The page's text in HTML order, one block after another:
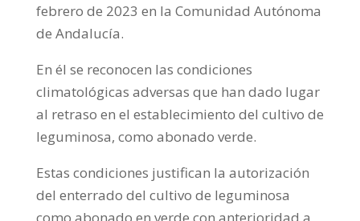
febrero de 2023 en la Comunidad Autónoma
de Andalucía.
En él se reconocen las condiciones
climatológicas adversas que han dado lugar
al retraso en el establecimiento del cultivo de
leguminosa, como abonado verde.
Estas condiciones justifican la autorización
del enterrado del cultivo de leguminosa
como abonado en verde con anterioridad a